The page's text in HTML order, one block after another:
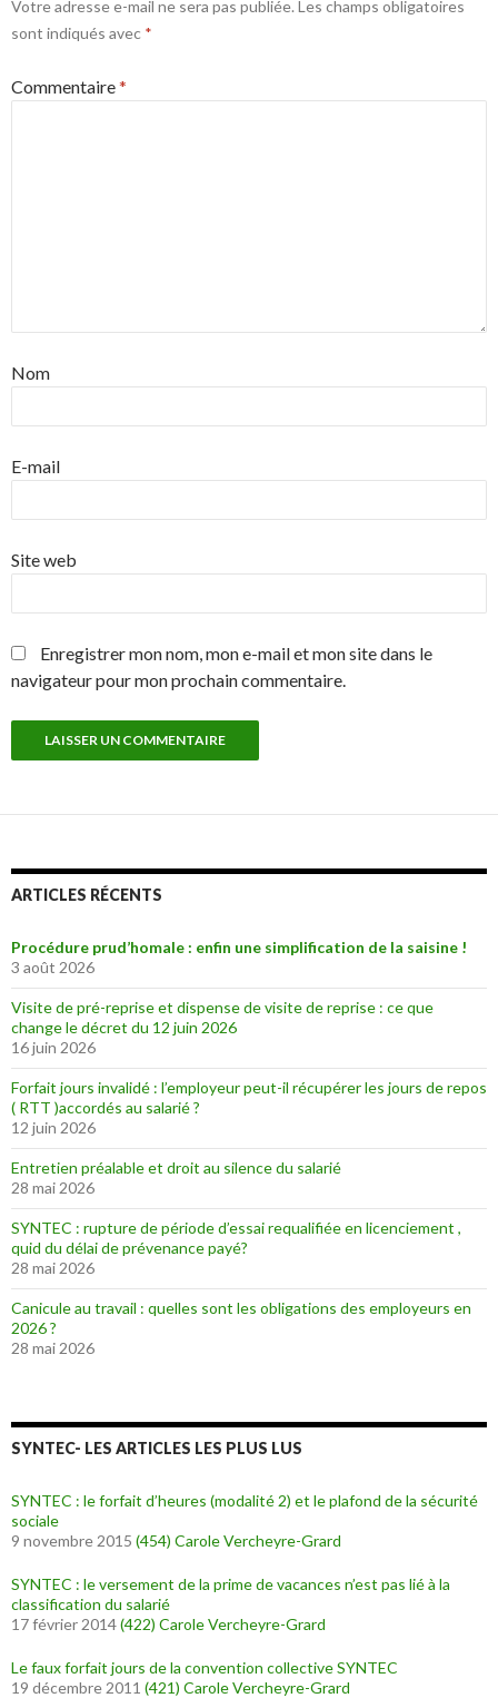
Votre adresse e-mail ne sera pas publiée. Les champs obligatoires
sont indiqués avec *
Commentaire*
Nom
E-mail
Site web
Enregistrer mon nom, mon e-mail et mon site dans le
navigateur pour mon prochain commentaire.
ARTICLES RÉCENTS
Procédure prud’homale : enfin une simplification de la saisine !
3 août 2026
Visite de pré-reprise et dispense de visite de reprise : ce que
change le décret du 12 juin 2026
16 juin 2026
Forfait jours invalidé : l’employeur peut-il récupérer les jours de repos
( RTT )accordés au salarié ?
12 juin 2026
Entretien préalable et droit au silence du salarié
28 mai 2026
SYNTEC : rupture de période d’essai requalifiée en licenciement ,
quid du délai de prévenance payé?
28 mai 2026
Canicule au travail : quelles sont les obligations des employeurs en
2026 ?
28 mai 2026
SYNTEC- LES ARTICLES LES PLUS LUS
SYNTEC : le forfait d’heures (modalité 2) et le plafond de la sécurité
sociale
9 novembre 2015 (454) Carole Vercheyre-Grard
SYNTEC : le versement de la prime de vacances n’est pas lié à la
classification du salarié
17 février 2014(422) Carole Vercheyre-Grard
Le faux forfait jours de la convention collective SYNTEC
19 décembre 2011 (421) Carole Vercheyre-Grard